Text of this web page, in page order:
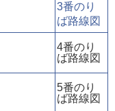
3番のり
ば路線図
4番のり
ば路線図
5番のり
ば路線図